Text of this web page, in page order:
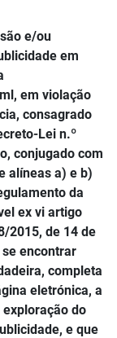
e/ou
em
em violação
consagrado
Lei n.º
conjugado com
alíneas a) e b)
da
ex vi artigo
2015, de 14 de
encontrar
completa
eletrónica, a
do
e que